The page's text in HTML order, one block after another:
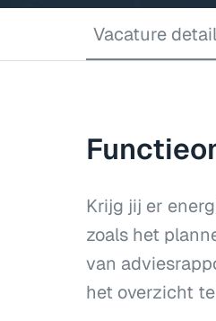
Vacature
Krijg jij er
zoals het
van
het overzicht